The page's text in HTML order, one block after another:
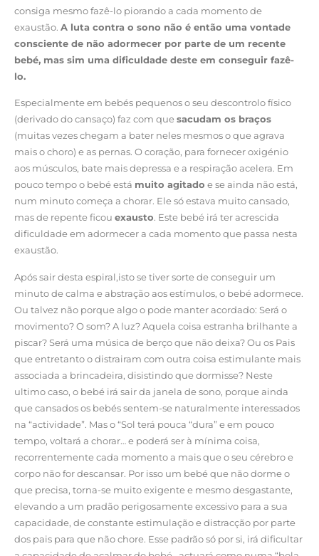
consiga mesmo fazê-lo piorando a cada momento de
exaustão. A luta contra o sono não é então uma vontade
consciente de não adormecer por parte de um recente
bebé, mas sim uma dificuldade deste em conseguir fazê-
lo.
Especialmente em bebés pequenos o seu descontrolo físico
(derivado do cansaço) faz com quesacudam os braços
(muitas vezes chegam a bater neles mesmos o que agrava
mais o choro) e as pernas. O coração, para fornecer oxigénio
aos músculos, bate mais depressa e a respiração acelera. Em
pouco tempo o bebé está muito agitado e se ainda não está,
num minuto começa a chorar. Ele só estava muito cansado,
mas de repente ficou exausto. Este bebé irá ter acrescida
dificuldade em adormecer a cada momento que passa nesta
exaustão.
Após sair desta espiral,isto se tiver sorte de conseguir um
minuto de calma e abstração aos estímulos, o bebé adormece.
Ou talvez não porque algo o pode manter acordado: Será o
movimento? O som? A luz? Aquela coisa estranha brilhante a
piscar? Será uma música de berço que não deixa? Ou os Pais
que entretanto o distrairam com outra coisa estimulante mais
associada a brincadeira, disistindo que dormisse? Neste
ultimo caso, o bebé irá sair da janela de sono, porque ainda
que cansados os bebés sentem-se naturalmente interessados
na “actividade”. Mas o “Sol terá pouca “dura” e em pouco
tempo, voltará a chorar… e poderá ser à mínima coisa,
recorrentemente cada momento a mais que o seu cérebro e
corpo não for descansar. Por isso um bebé que não dorme o
que precisa, torna-se muito exigente e mesmo desgastante,
elevando a um pradão perigosamente excessivo para a sua
capacidade, de constante estimulação e distracção por parte
dos pais para que não chore. Esse padrão só por si, irá dificultar